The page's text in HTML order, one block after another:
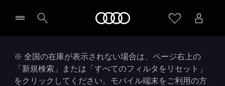
※ 全国の在庫が表示されない場合は、ページ右上の
「新規検索」または「すべてのフィルタをリセット」
をクリックしてください。モバイル端末をご利用の方